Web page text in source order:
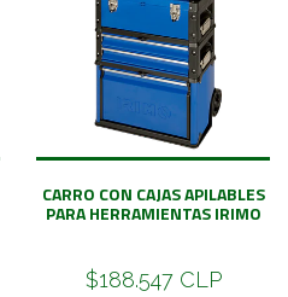
CARRO CON CAJAS APILABLES
PARA HERRAMIENTAS IRIMO
$188.547 CLP